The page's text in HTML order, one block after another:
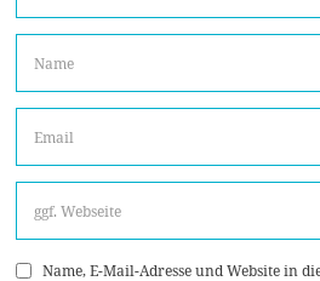
Name, E-Mail-Adresse und Website in